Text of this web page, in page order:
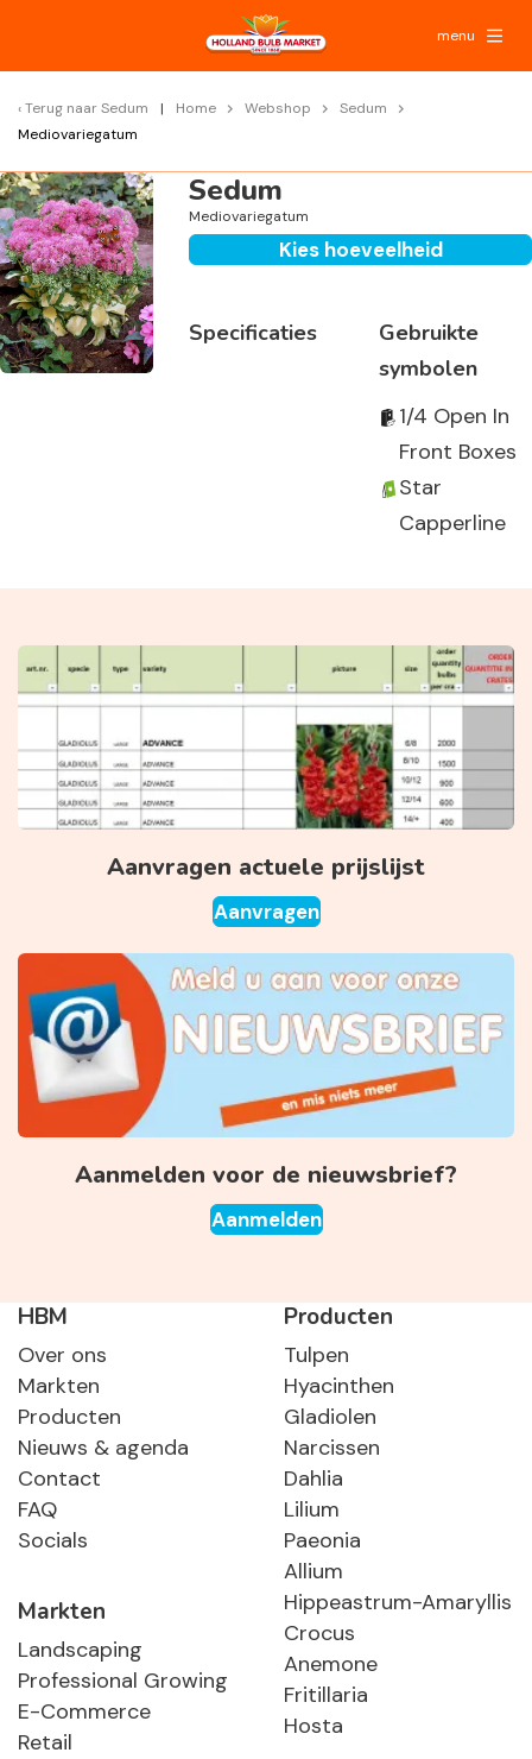
menu
Terug naarSedum Home Webshop
Sedum
Mediovariegatum
Sedum
Mediovariegatum
Kies hoeveelheid
Specificaties
Gebruikte
symbolen
1/4 Open In
Front Boxes
Star
Capperline
Aanvragen actuele prijslijst
Aanvragen
Aanmelden voor de nieuwsbrief?
Aanmelden
HBM
Over ons
Markten
Producten
Nieuws & agenda
Contact
FAQ
Socials
Markten
Landscaping
Professional Growing
E-Commerce
Retail
Producten
Tulpen
Hyacinthen
Gladiolen
Narcissen
Dahlia
Lilium
Paeonia
Allium
Hippeastrum-Amaryllis
Crocus
Anemone
Fritillaria
Hosta